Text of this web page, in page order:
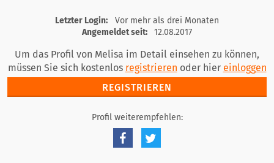
registrieren
einloggen
Letzter Login:
Vor mehr als drei Monaten
Angemeldet seit:
12.08.2017
Um das Profil von Melisa im Detail einsehen zu können,
müssen Sie sich kostenlos registrieren oder hier einloggen
REGISTRIEREN
Profil weiterempfehlen: